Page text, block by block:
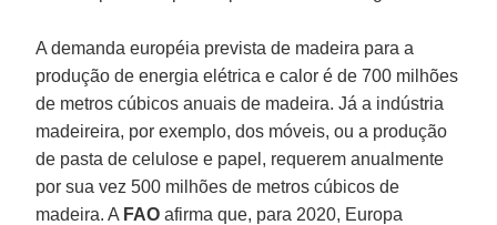
A demanda européia prevista de madeira para a
produção de energia elétrica e calor é de 700 milhões
de metros cúbicos anuais de madeira. Já a indústria
madeireira, por exemplo, dos móveis, ou a produção
de pasta de celulose e papel, requerem anualmente
por sua vez 500 milhões de metros cúbicos de
madeira. A FAOafirma que, para 2020, Europa